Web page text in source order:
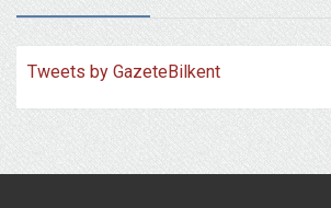
Tweets by GazeteBilkent